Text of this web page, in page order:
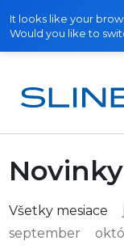
It looks like your
Would you like to
Domov
Všetky mesiace
september